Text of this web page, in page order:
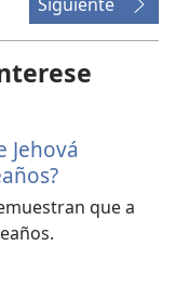
Jehová
que a